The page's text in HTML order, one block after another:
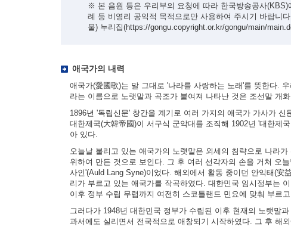
※ 본 음원 등은 우리부의 요청에 따라 한국방송공사
례 등 비영리 공익적 목적으로만 사용하여 주시기 바랍니
물) 누리집(https://gongu.copyright.or.kr/gongu/main/
애국가의 내력
애국가(愛國歌)는 말 그대로 '나라를 사랑하는 노래'를 뜻한다.
라는 이름으로 노랫말과 곡조가 붙여져 나타난 것은 조선말 개
1896년 '독립신문' 창간을 계기로 여러 가지의 애국가 가사가
대한제국(大韓帝國)이 서구식 군악대를 조직해 1902년 '대한제
아 있다.
오늘날 불리고 있는 애국가의 노랫말은 외세의 침략으로 나라
위하여 만든 것으로 보인다. 그 후 여러 선각자의 손을 거쳐 오
사인'(Auld Lang Syne)이었다. 해외에서 활동 중이던 안익태(
리가 부르고 있는 애국가를 작곡하였다. 대한민국 임시정부는
이후 정부 수립 무렵까지 여전히 스코틀랜드 민요에 맞춰 부르
그러다가 1948년 대한민국 정부가 수립된 이후 현재의 노랫말
과서에도 실리면서 전국적으로 애창되기 시작하였다. 그 후 해